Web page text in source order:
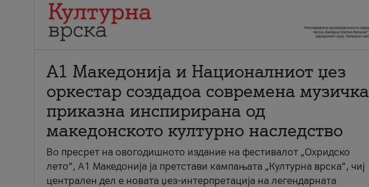
А1 Македонија и Националниот џез
оркестар создадоа современа музичка
приказна инспирирана од
македонското културно наследство
Во пресрет на овогодишното издание на фестивалот „Охридско
лето“, А1 Македонија ја претстави кампањата „Културна врска“, чиј
централен дел е новата џез-интерпретација на легендарната